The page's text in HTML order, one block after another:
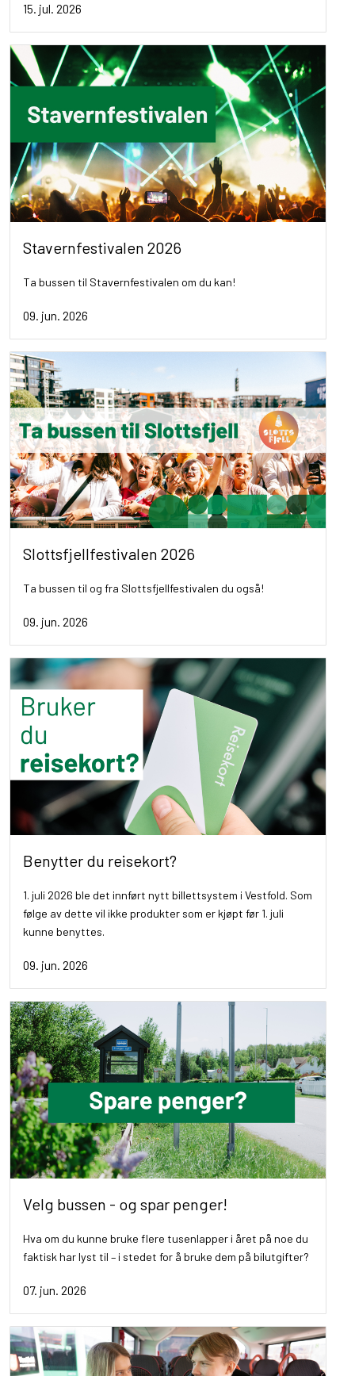
15. jul. 2026
Stavernfestivalen 2026
Ta bussen til Stavernfestivalen om du kan!
09. jun. 2026
Slottsfjellfestivalen 2026
Ta bussen til og fra Slottsfjellfestivalen du også!
09. jun. 2026
Benytter du reisekort?
1. juli 2026 ble det innført nytt billettsystem i Vestfold. Som
følge av dette vil ikke produkter som er kjøpt før 1. juli
kunne benyttes.
09. jun. 2026
Velg bussen - og spar penger!
Hva om du kunne bruke flere tusenlapper i året på noe du
faktisk har lyst til – i stedet for å bruke dem på bilutgifter?
07. jun. 2026